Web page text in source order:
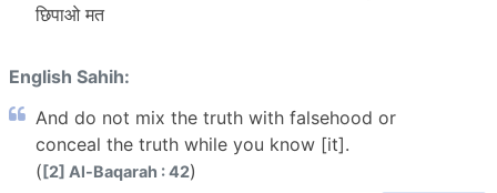
छिपाओ मत
English Sahih:
And do not mix the truth with falsehood or
conceal the truth while you know [it].
([2] Al-Baqarah : 42)